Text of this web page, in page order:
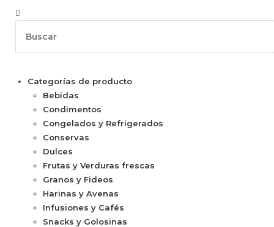
Categorías de producto
Bebidas
Condimentos
Congelados y Refrigerados
Conservas
Dulces
Frutas y Verduras frescas
Granos y Fideos
Harinas y Avenas
Infusiones y Cafés
Snacks y Golosinas